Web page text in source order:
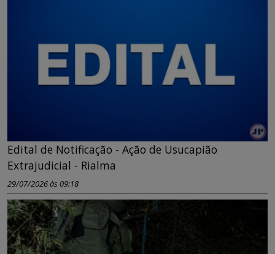
Edital de Notificação - Ação de Usucapião
Extrajudicial - Rialma
29/07/2026 às 09:18